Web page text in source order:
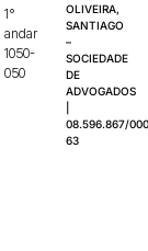
1°
andar
1050-
050
OLIVEIRA,
SANTIAGO
–
SOCIEDADE
DE
ADVOGADOS
08.596.867/
63